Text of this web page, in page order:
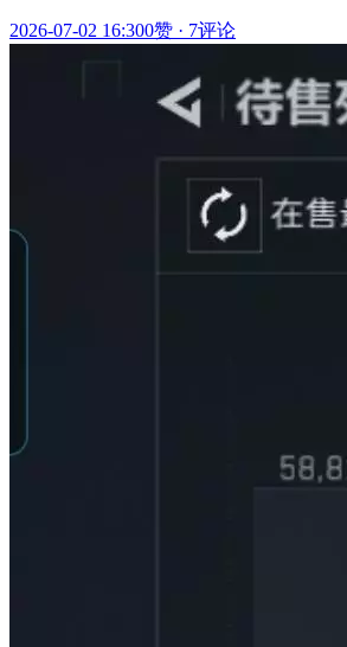
2026-07-02 16:300赞 · 7评论